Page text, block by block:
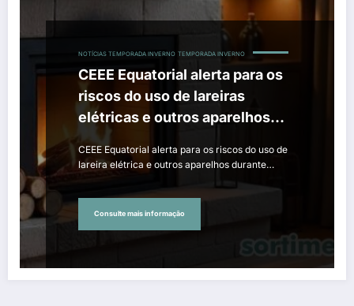
NOTÍCIAS TEMPORADA INVERNO TEMPORADA INVERNO
CEEE Equatorial alerta para os
riscos do uso de lareiras
elétricas e outros aparelhos
durante o inverno
CEEE Equatorial alerta para os riscos do uso de
lareira elétrica e outros aparelhos durante…
Consulte mais informação